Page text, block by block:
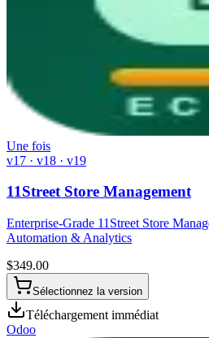
Une fois
v17 · v18 · v19
11Street Store Management
Enterprise-Grade 11Street Store
Automation & Analytics
$349.00
Sélectionnez la version
Téléchargement immédiat
Odoo